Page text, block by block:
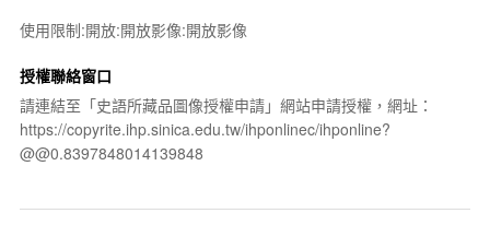
使用限制:開放:開放影像:開放影像
授權聯絡窗口
請連結至「史語所藏品圖像授權申請」網站申請授權，網址：
https://copyrite.ihp.sinica.edu.tw/ihponlinec/ihponline?
@@0.8397848014139848